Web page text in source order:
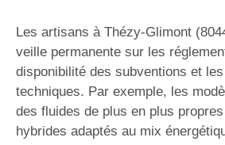
Les artisans à Thézy-Glimont
veille permanente sur les
disponibilité des subventions et
techniques. Par exemple, les
des fluides de plus en plus
hybrides adaptés au mix